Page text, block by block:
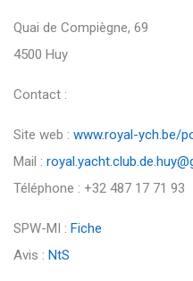
Quai de Compiègne, 69
4500 Huy
Contact :
Site web : www.royal-ych.be/
Mail :
Téléphone : +32 487 17 71 93
SPW-MI : Fiche
Avis : NtS